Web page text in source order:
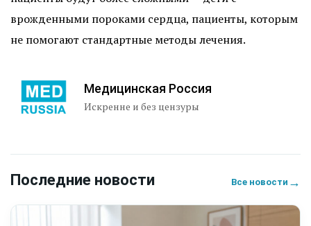
врожденными пороками сердца, пациенты, которым
не помогают стандартные методы лечения.
Медицинская Россия
Искренне и без цензуры
Последние новости Все новости →